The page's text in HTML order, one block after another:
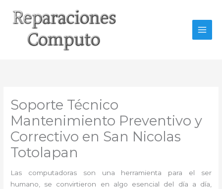
contenido
Soporte Técnico
Mantenimiento Preventivo y
Correctivo en San Nicolas
Totolapan
Las computadoras son una herramienta para el ser
humano, se convirtieron en algo esencial del día a día,